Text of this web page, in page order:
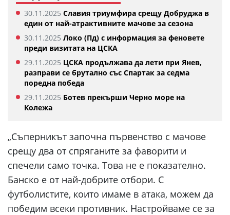
30.11.2025 Славия триумфира срещу Добруджа в
един от най-атрактивните мачове за сезона
30.11.2025 Локо (Пд) с информация за феновете
преди визитата на ЦСКА
29.11.2025 ЦСКА продължава да лети при Янев,
разправи се брутално със Спартак за седма
поредна победа
29.11.2025 Ботев прекърши Черно море на
Колежа
„Съперникът започна първенство с мачове
срещу два от спряганите за фаворити и
спечели само точка. Това не е показателно.
Банско е от най-добрите отбори. С
футболистите, които имаме в атака, можем да
победим всеки противник. Настройваме се за